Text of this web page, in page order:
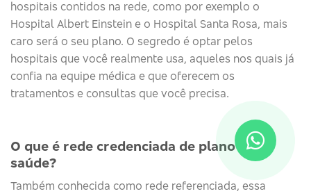
hospitais contidos na rede, como por exemplo o
Hospital Albert Einstein e o Hospital Santa Rosa, mais
caro será o seu plano. O segredo é optar pelos
hospitais que você realmente usa, aqueles nos quais já
confia na equipe médica e que oferecem os
tratamentos e consultas que você precisa.
O que é rede credenciada de plano de
saúde?
Também conhecida como rede referenciada, essa